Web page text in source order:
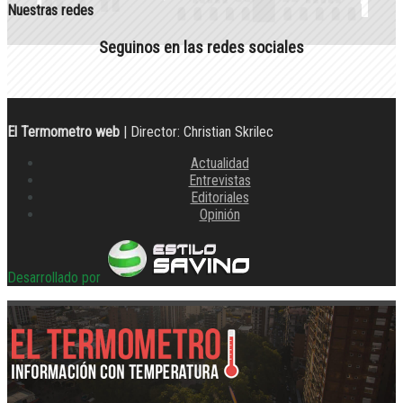
Nuestras redes
Seguinos en las redes sociales
El Termometro web | Director: Christian Skrilec
Actualidad
Entrevistas
Editoriales
Opinión
Desarrollado por